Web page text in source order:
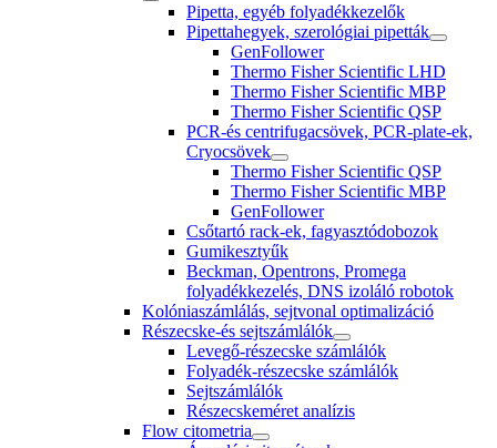
Pipetta, egyéb folyadékkezelők
Pipettahegyek, szerológiai pipetták
GenFollower
Thermo Fisher Scientific LHD
Thermo Fisher Scientific MBP
Thermo Fisher Scientific QSP
PCR-és centrifugacsövek, PCR-plate-ek,
Cryocsövek
Thermo Fisher Scientific QSP
Thermo Fisher Scientific MBP
GenFollower
Csőtartó rack-ek, fagyasztódobozok
Gumikesztyűk
Beckman, Opentrons, Promega
folyadékkezelés, DNS izoláló robotok
Kolóniaszámlálás, sejtvonal optimalizáció
Részecske-és sejtszámlálók
Levegő-részecske számlálók
Folyadék-részecske számlálók
Sejtszámlálók
Részecskeméret analízis
Flow citometria